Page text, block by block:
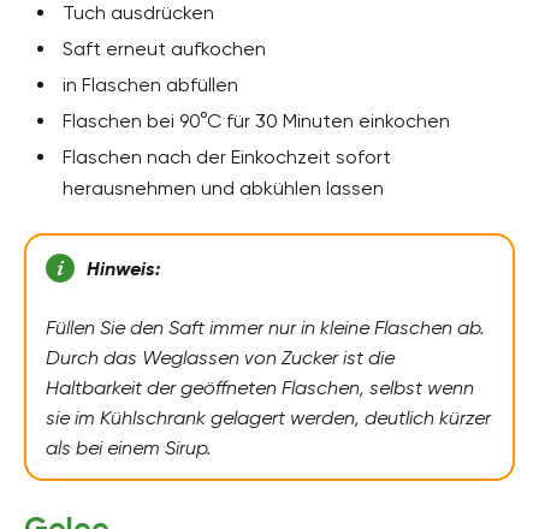
Tuch ausdrücken
Saft erneut aufkochen
in Flaschen abfüllen
Flaschen bei 90°C für 30 Minuten einkochen
Flaschen nach der Einkochzeit sofort
herausnehmen und abkühlen lassen
Hinweis:
Füllen Sie den Saft immer nur in kleine Flaschen ab.
Durch das Weglassen von Zucker ist die
Haltbarkeit der geöffneten Flaschen, selbst wenn
sie im Kühlschrank gelagert werden, deutlich kürzer
als bei einem Sirup.